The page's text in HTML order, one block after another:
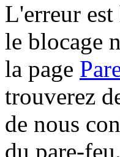
L'erreur
le blocage
la page
trouverez
de nous
du pare-feu.